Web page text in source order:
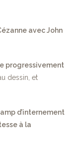
avec John
progressivement
dessin, et
d’internement
à la